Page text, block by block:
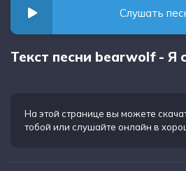
Слушать
Текст песни bearwolf - Я
На этой странице вы можете
тобой или слушайте онлайн в